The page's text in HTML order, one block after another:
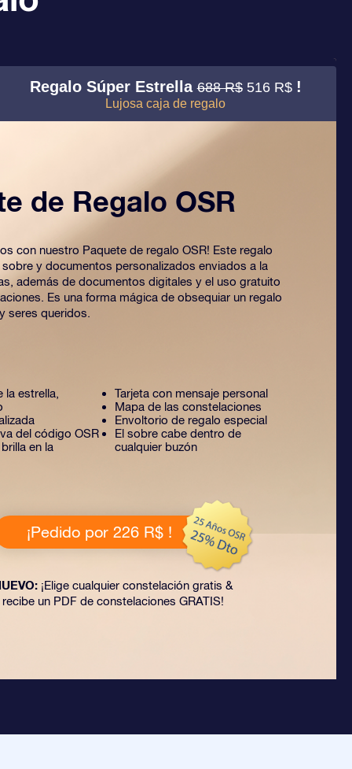
Regalo Súper Estrella688 R$ 516 R$ !
Lujosa caja de regalo
de Regalo OSR
con nuestro Paquete de regalo OSR! Este regalo
y documentos personalizados enviados a la
además de documentos digitales y el uso gratuito
Es una forma mágica de obsequiar un regalo
seres queridos.
la estrella,
del código OSR
en la
Tarjeta con mensaje personal
Mapa de las constelaciones
Envoltorio de regalo especial
El sobre cabe dentro de
cualquier buzón
¡Pedido por 226 R$ !
¡Elige cualquier constelación gratis &
recibe un PDF de constelaciones GRATIS!